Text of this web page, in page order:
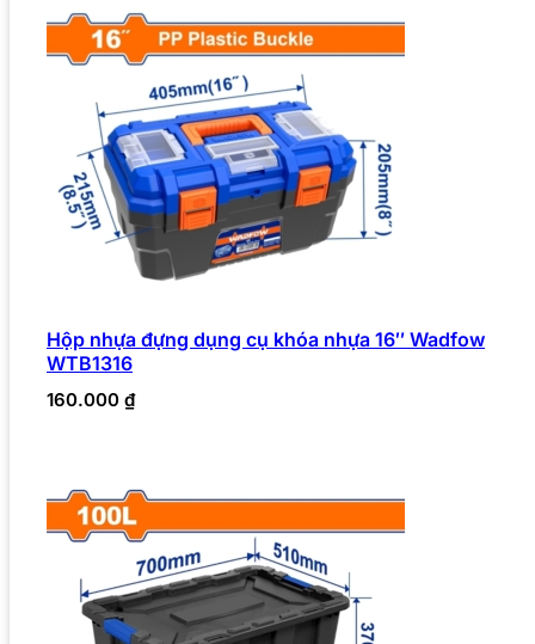
Hộp nhựa đựng dụng cụ khóa nhựa 16″ Wadfow
WTB1316
160.000 ₫